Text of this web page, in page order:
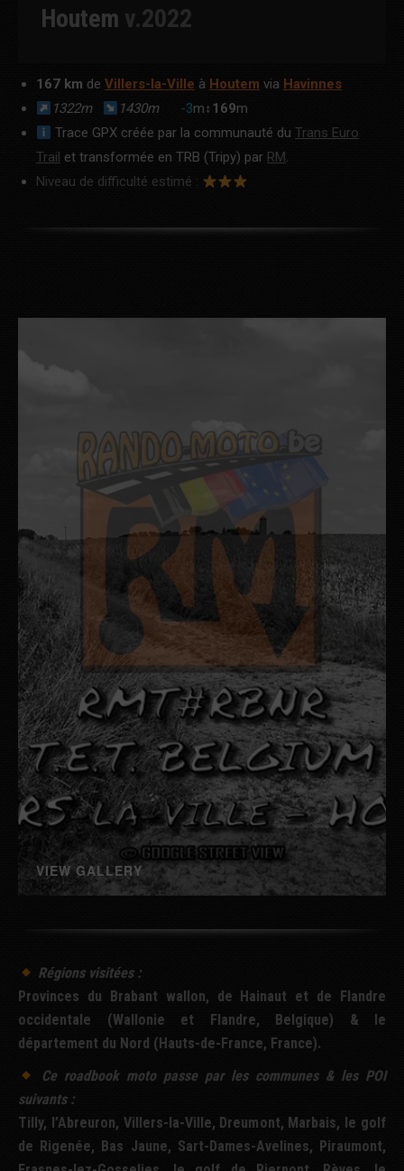
Houtem v.2022
167 km de Villers-la-Ville à Houtem via Havinnes
1322m
1430m -3m↕169m
Trace GPX créée par la communauté duTrans Euro
Trail et transformée en TRB (Tripy) par RM.
Niveau de difficulté estimé :
VIEW GALLERY
Régions visitées :
Provinces du Brabant wallon, de Hainaut et de Flandre
occidentale (Wallonie et Flandre, Belgique) & le
département du Nord (Hauts-de-France, France).
Ce roadbookmoto passe par les communes & les POI
suivants :
Tilly, l’Abreuron, Villers-la-Ville, Dreumont, Marbais, le golf
de Rigenée, Bas Jaune, Sart-Dames-Avelines, Piraumont,